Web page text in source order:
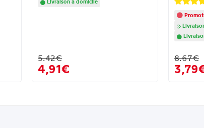
Livraison à domicile
5.42€
4,91€
8.67€